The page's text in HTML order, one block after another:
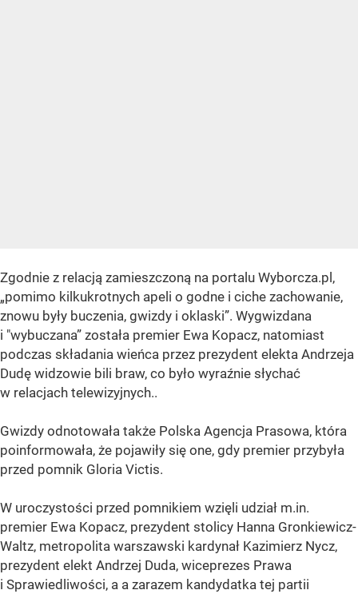
Zgodnie z relacją zamieszczoną na portalu Wyborcza.pl,
„pomimo kilkukrotnych apeli o godne i ciche zachowanie,
znowu były buczenia, gwizdy i oklaski”. Wygwizdana
i "wybuczana” została premier Ewa Kopacz, natomiast
podczas składania wieńca przez prezydent elekta Andrzeja
Dudę widzowie bili braw, co było wyraźnie słychać
w relacjach telewizyjnych..
Gwizdy odnotowała także Polska Agencja Prasowa, która
poinformowała, że pojawiły się one, gdy premier przybyła
przed pomnik Gloria Victis.
W uroczystości przed pomnikiem wzięli udział m.in.
premier Ewa Kopacz, prezydent stolicy Hanna Gronkiewicz-
Waltz, metropolita warszawski kardynał Kazimierz Nycz,
prezydent elekt Andrzej Duda, wiceprezes Prawa
i Sprawiedliwości, a a zarazem kandydatka tej partii